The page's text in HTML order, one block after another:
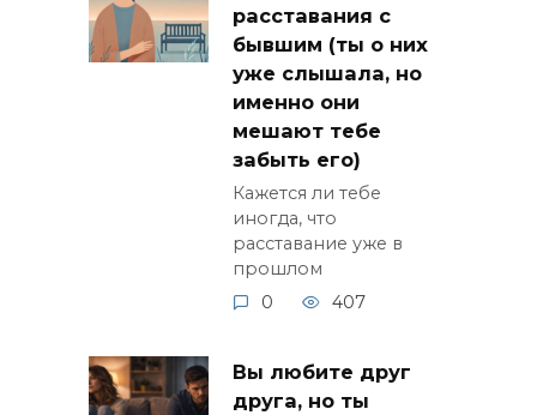
расставания с
бывшим (ты о них
уже слышала, но
именно они
мешают тебе
забыть его)
Кажется ли тебе
иногда, что
расставание уже в
прошлом
0
407
Вы любите друг
друга, но ты